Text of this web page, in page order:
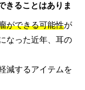
きることはありま
ができる可能性が
なった近年、耳の
減するアイテムを